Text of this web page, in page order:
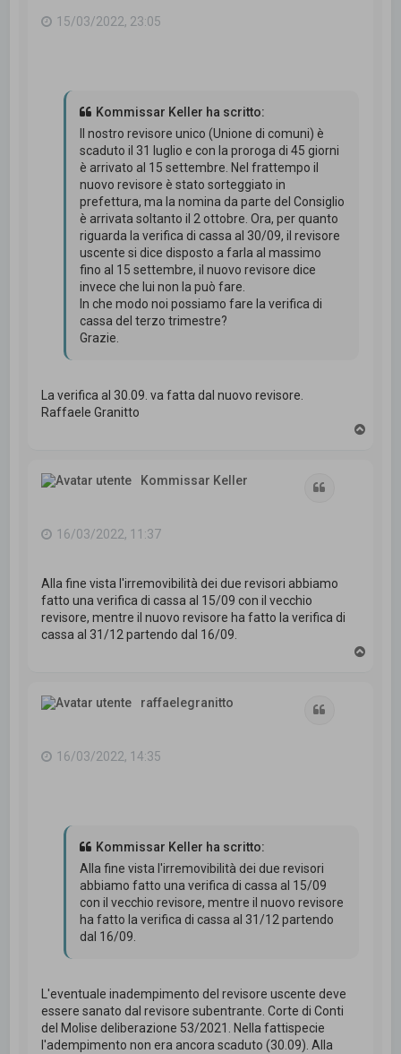
15/03/2022, 23:05
Kommissar Keller ha scritto:
Il nostro revisore unico (Unione di comuni) è
scaduto il 31 luglio e con la proroga di 45 giorni
è arrivato al 15 settembre. Nel frattempo il
nuovo revisore è stato sorteggiato in
prefettura, ma la nomina da parte del Consiglio
è arrivata soltanto il 2 ottobre. Ora, per quanto
riguarda la verifica di cassa al 30/09, il revisore
uscente si dice disposto a farla al massimo
fino al 15 settembre, il nuovo revisore dice
invece che lui non la può fare.
In che modo noi possiamo fare la verifica di
cassa del terzo trimestre?
Grazie.
La verifica al 30.09. va fatta dal nuovo revisore.
Raffaele Granitto
Kommissar Keller
16/03/2022, 11:37
Alla fine vista l'irremovibilità dei due revisori abbiamo
fatto una verifica di cassa al 15/09 con il vecchio
revisore, mentre il nuovo revisore ha fatto la verifica di
cassa al 31/12 partendo dal 16/09.
raffaelegranitto
16/03/2022, 14:35
Kommissar Keller ha scritto:
Alla fine vista l'irremovibilità dei due revisori
abbiamo fatto una verifica di cassa al 15/09
con il vecchio revisore, mentre il nuovo revisore
ha fatto la verifica di cassa al 31/12 partendo
dal 16/09.
L'eventuale inadempimento del revisore uscente deve
essere sanato dal revisore subentrante. Corte di Conti
del Molise deliberazione 53/2021. Nella fattispecie
l'adempimento non era ancora scaduto (30.09). Alla